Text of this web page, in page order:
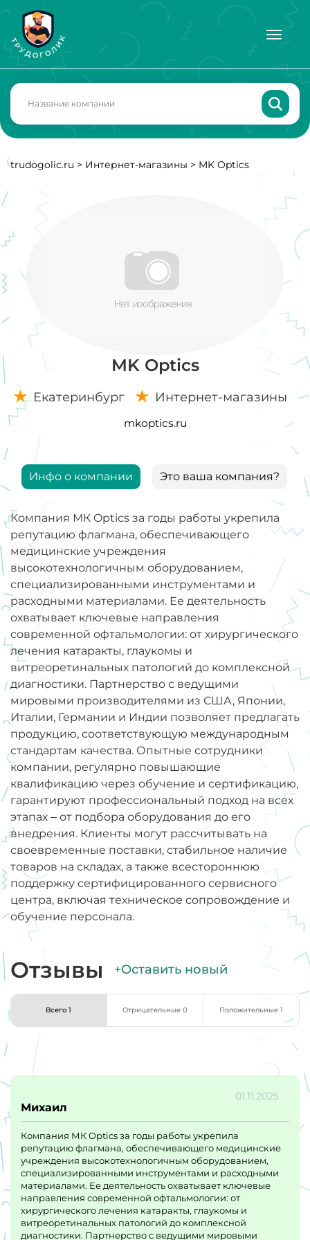
trudogolic.ru > Интернет-магазины > MK Optics
MK Optics
Екатеринбург Интернет-магазины
mkoptics.ru
Инфо о компании Это ваша компания?
Компания МК Optics за годы работы укрепила
репутацию флагмана, обеспечивающего
медицинские учреждения
высокотехнологичным оборудованием,
специализированными инструментами и
расходными материалами. Ее деятельность
охватывает ключевые направления
современной офтальмологии: от хирургического
лечения катаракты, глаукомы и
витреоретинальных патологий до комплексной
диагностики. Партнерство с ведущими
мировыми производителями из США, Японии,
Италии, Германии и Индии позволяет предлагать
продукцию, соответствующую международным
стандартам качества. Опытные сотрудники
компании, регулярно повышающие
квалификацию через обучение и сертификацию,
гарантируют профессиональный подход на всех
этапах – от подбора оборудования до его
внедрения. Клиенты могут рассчитывать на
своевременные поставки, стабильное наличие
товаров на складах, а также всестороннюю
поддержку сертифицированного сервисного
центра, включая техническое сопровождение и
обучение персонала.
Отзывы +Оставить новый
Всего 1 Отрицательные 0 Положительные 1
01.11.2025
Михаил
Компания МК Optics за годы работы укрепила
репутацию флагмана, обеспечивающего медицинские
учреждения высокотехнологичным оборудованием,
специализированными инструментами и расходными
материалами. Ее деятельность охватывает ключевые
направления современной офтальмологии: от
хирургического лечения катаракты, глаукомы и
витреоретинальных патологий до комплексной
диагностики. Партнерство с ведущими мировыми